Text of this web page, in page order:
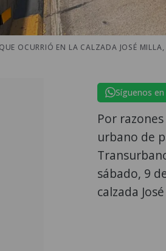
OCURRIÓ EN LA CALZADA JOSÉ
Síguenos
Por
urbano de
sábado, 9
calzada